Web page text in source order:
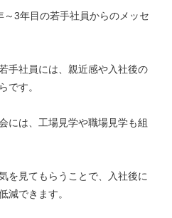
3年目の若手社員からのメッセ
手社員には、親近感や入社後の
です。
には、工場見学や職場見学も組
を見てもらうことで、入社後に
減できます。